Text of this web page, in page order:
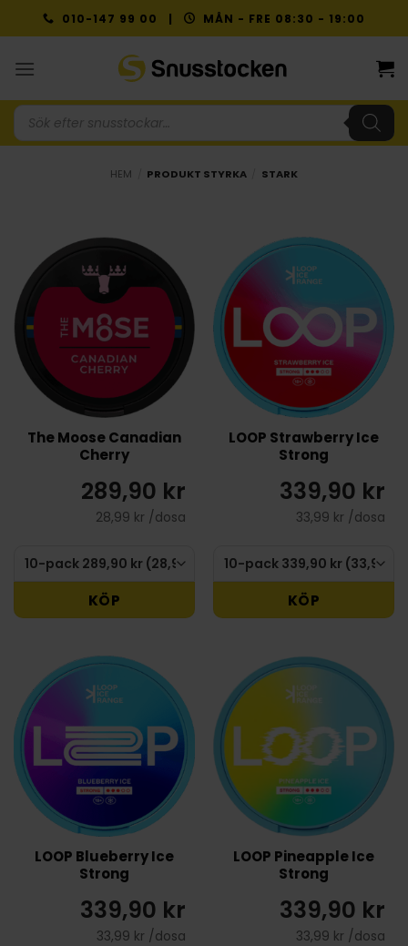
to
010-147 99 00 | MÅN - FRE 08:30 - 19:00
Produktsökning
HEM PRODUKT STYRKA STARK
The Moose Canadian
Cherry
289,90 kr
28,99 kr /dosa
KÖP
LOOP Strawberry Ice
Strong
339,90 kr
33,99 kr /dosa
KÖP
LOOP Blueberry Ice
Strong
339,90 kr
33,99 kr /dosa
LOOP Pineapple Ice
Strong
339,90 kr
33,99 kr /dosa